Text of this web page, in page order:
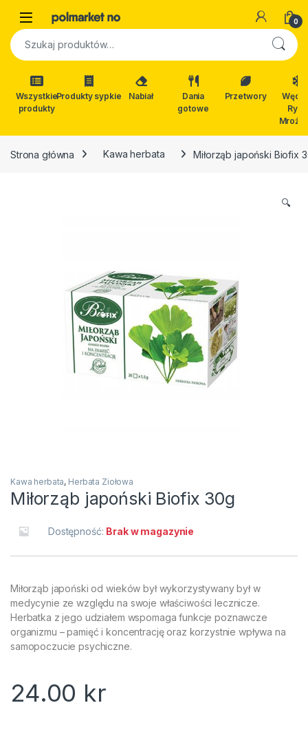
Open 0
Szukaj:
Wszystkie
produkty
Produkty sypkie Nabiał
Dania
gotowe
Przetwory
Ryby
Strona główna Kawa herbata Miłorząb japoński Biofix
🔍
Kawa herbata, Herbata Ziołowa
Miłorząb japoński Biofix 30g
Dostępność: Brak w magazynie
Miłorząb japoński od wieków był wykorzystywany był w
medycynie ze względu na swoje właściwości lecznicze.
Herbatka z jego udziałem wspomaga funkcje poznawcze
organizmu – pamięć i koncentrację oraz korzystnie wpływa na
samopoczucie psychiczne.
24.00 kr